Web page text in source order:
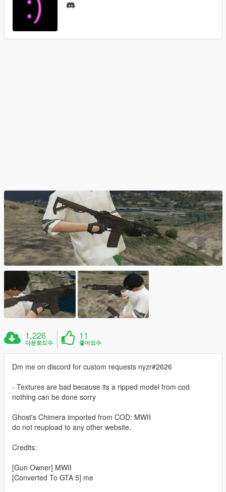
1,226
다운로드수
11
좋아요수
Dm me on discord for custom requests nyzr#2626
- Textures are bad because its a ripped model from cod
nothing can be done sorry
Ghost's Chimera imported from COD: MWII
do not reupload to any other website.
Credits:
[Gun Owner] MWII
[Converted To GTA 5] me